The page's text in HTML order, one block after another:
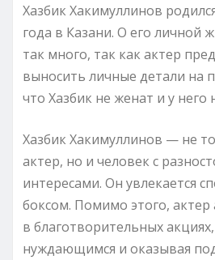
Хазбик Хакимуллинов
года в Казани. О его личной
так много, так как актер
выносить личные детали на
что Хазбик не женат и у него
Хазбик Хакимуллинов — не
актер, но и человек с
интересами. Он увлекается
боксом. Помимо этого, актер
в благотворительных
нуждающимся и оказывая